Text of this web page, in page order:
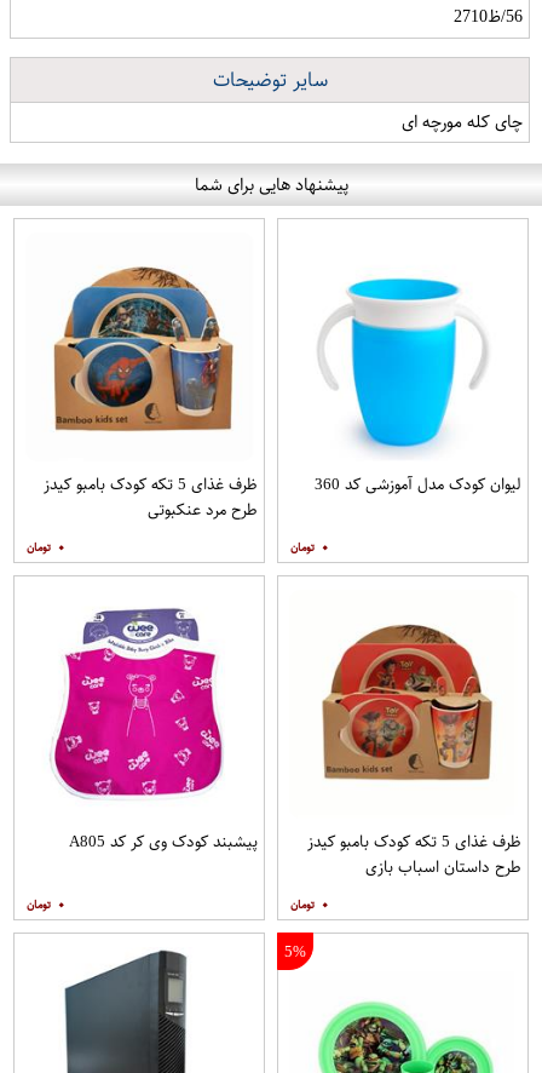
56/ظ2710
سایر توضیحات
چای کله مورچه ای
پیشنهاد هایی برای شما
لیوان کودک مدل آموزشی کد 360
۰
ظرف غذای 5 تکه کودک بامبو کیدز
طرح مرد عنکبوتی
۰
ظرف غذای 5 تکه کودک بامبو کیدز
طرح داستان اسباب بازی
۰
پیشبند کودک وی کر کد A805
۰
5%